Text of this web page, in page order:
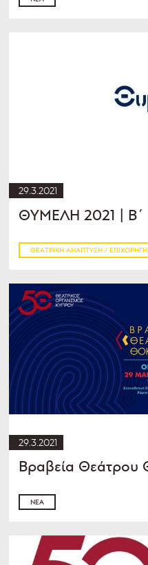
29.3.2021
ΘΥΜΕΛΗ 2021 | Β΄
ΘΕΑΤΡΙΚΉ ΑΝΆΠΤΥΞΗ /
29.3.2021
Βραβεία
ΝΈΑ